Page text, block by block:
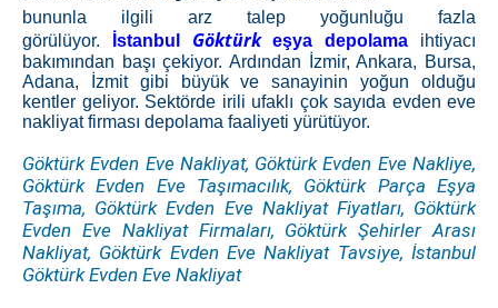
bununla ilgili arz talep yoğunluğu fazla
görülüyor.
İstanbul Göktürkeşya depolama ihtiyacı
bakımından başı çekiyor. Ardından İzmir, Ankara, Bursa,
Adana, İzmit gibi büyük ve sanayinin yoğun olduğu
kentler geliyor. Sektörde irili ufaklı çok sayıda evden eve
nakliyat firması depolama faaliyeti yürütüyor.
Göktürk Evden Eve Nakliyat, Göktürk Evden Eve Nakliye,
Göktürk Evden Eve Taşımacılık, Göktürk Parça Eşya
Taşıma, Göktürk Evden Eve Nakliyat Fiyatları, Göktürk
Evden Eve Nakliyat Firmaları, Göktürk Şehirler Arası
Nakliyat, Göktürk Evden Eve Nakliyat Tavsiye, İstanbul
Göktürk Evden Eve Nakliyat